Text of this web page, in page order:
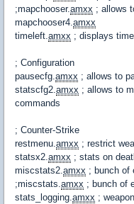
;mapchooser.amxx ; allows
mapchooser4. amxx
timeleft. amxx ; displays
; Configuration
pausecfg. amxx ; allows to
statscfg2. amxx ; allows to
commands
; Counter-Strike
restmenu. amxx ; restrict
statsx2. amxx ; stats on
miscstats2. amxx ; bunch of
;miscstats. amxx ; bunch of
stats_logging. amxx ;